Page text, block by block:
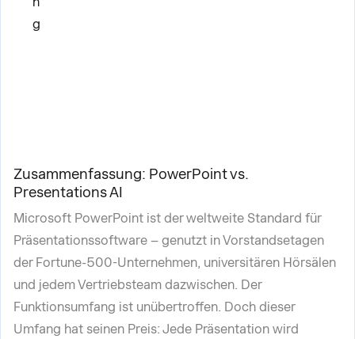
g
Zusammenfassung: PowerPoint vs.
Presentations AI
Microsoft PowerPoint ist der weltweite Standard für
Präsentationssoftware – genutzt in Vorstandsetagen
der Fortune-500-Unternehmen, universitären Hörsälen
und jedem Vertriebsteam dazwischen. Der
Funktionsumfang ist unübertroffen. Doch dieser
Umfang hat seinen Preis: Jede Präsentation wird